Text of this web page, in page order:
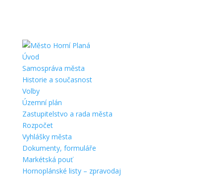
Úvod
Samospráva města
Historie a současnost
Volby
Územní plán
Zastupitelstvo a rada města
Rozpočet
Vyhlášky města
Dokumenty, formuláře
Markétská pouť
Hornoplánské listy – zpravodaj